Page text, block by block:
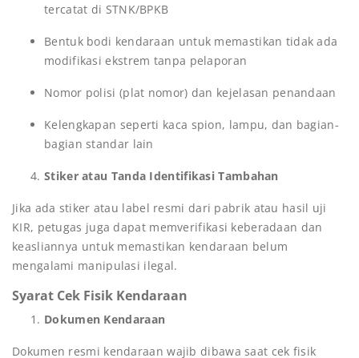
tercatat di STNK/BPKB
Bentuk bodi kendaraan untuk memastikan tidak ada
modifikasi ekstrem tanpa pelaporan
Nomor polisi (plat nomor) dan kejelasan penandaan
Kelengkapan seperti kaca spion, lampu, dan bagian-
bagian standar lain
Stiker atau Tanda Identifikasi Tambahan
Jika ada stiker atau label resmi dari pabrik atau hasil uji
KIR, petugas juga dapat memverifikasi keberadaan dan
keasliannya untuk memastikan kendaraan belum
mengalami manipulasi ilegal.
Syarat Cek Fisik Kendaraan
Dokumen Kendaraan
Dokumen resmi kendaraan wajib dibawa saat cek fisik